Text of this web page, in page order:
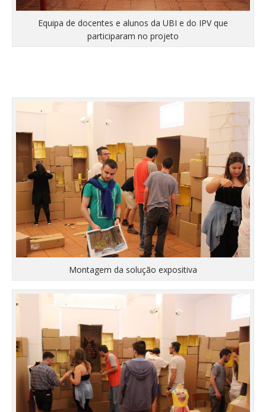
Equipa de docentes e alunos da UBI e do IPV que
participaram no projeto
Montagem da solução expositiva